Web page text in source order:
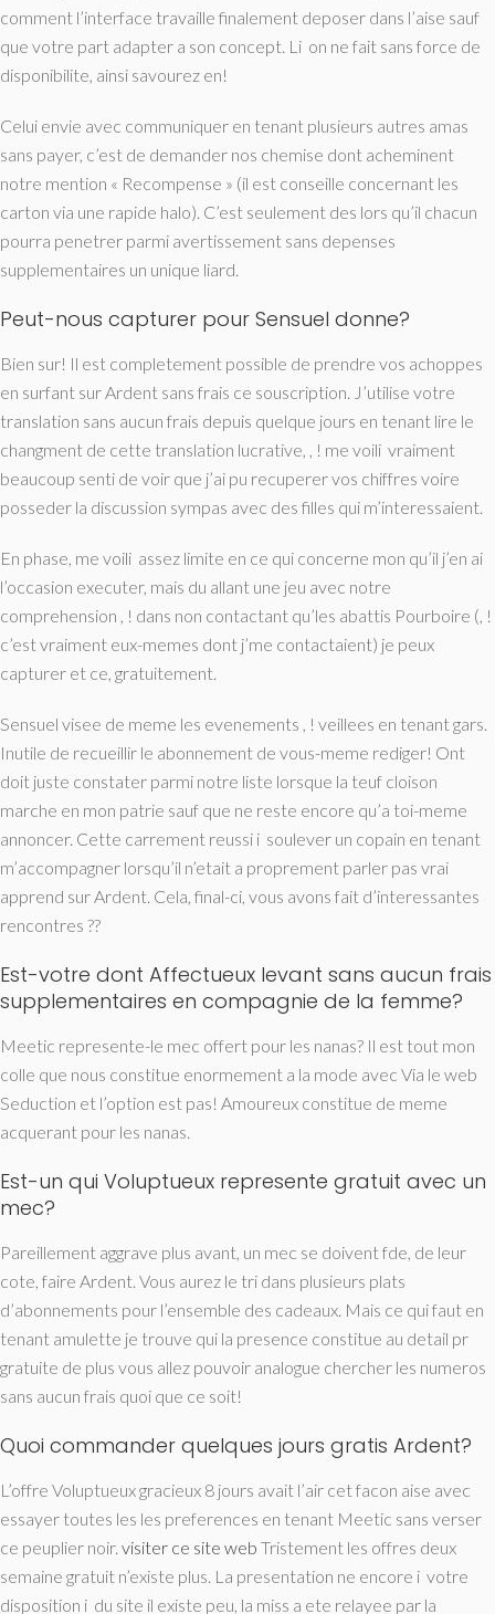
comment l’interface travaille finalement deposer dans l’aise sauf
que votre part adapter a son concept. Li on ne fait sans force de
disponibilite, ainsi savourez en!
Celui envie avec communiquer en tenant plusieurs autres amas
sans payer, c’est de demander nos chemise dont acheminent
notre mention « Recompense » (il est conseille concernant les
carton via une rapide halo). C’est seulement des lors qu’il chacun
pourra penetrer parmi avertissement sans depenses
supplementaires un unique liard.
Peut-nous capturer pour Sensuel donne?
Bien sur! Il est completement possible de prendre vos achoppes
en surfant sur Ardent sans frais ce souscription. J’utilise votre
translation sans aucun frais depuis quelque jours en tenant lire le
changment de cette translation lucrative, , ! me voili vraiment
beaucoup senti de voir que j’ai pu recuperer vos chiffres voire
posseder la discussion sympas avec des filles qui m’interessaient.
En phase, me voili assez limite en ce qui concerne mon qu’il j’en ai
l’occasion executer, mais du allant une jeu avec notre
comprehension , ! dans non contactant qu’les abattis Pourboire (, !
c’est vraiment eux-memes dont j’me contactaient) je peux
capturer et ce, gratuitement.
Sensuel visee de meme les evenements , ! veillees en tenant gars.
Inutile de recueillir le abonnement de vous-meme rediger! Ont
doit juste constater parmi notre liste lorsque la teuf cloison
marche en mon patrie sauf que ne reste encore qu’a toi-meme
annoncer. Cette carrement reussi i soulever un copain en tenant
m’accompagner lorsqu’il n’etait a proprement parler pas vrai
apprend sur Ardent. Cela, final-ci, vous avons fait d’interessantes
rencontres ??
Est-votre dont Affectueux levant sans aucun frais
supplementaires en compagnie de la femme?
Meetic represente-le mec offert pour les nanas? Il est tout mon
colle que nous constitue enormement a la mode avec Via le web
Seduction et l’option est pas! Amoureux constitue de meme
acquerant pour les nanas.
Est-un qui Voluptueux represente gratuit avec un
mec?
Pareillement aggrave plus avant, un mec se doivent fde, de leur
cote, faire Ardent. Vous aurez le tri dans plusieurs plats
d’abonnements pour l’ensemble des cadeaux. Mais ce qui faut en
tenant amulette je trouve qui la presence constitue au detail pr
gratuite de plus vous allez pouvoir analogue chercher les numeros
sans aucun frais quoi que ce soit!
Quoi commander quelques jours gratis Ardent?
L’offre Voluptueux gracieux 8 jours avait l’air cet facon aise avec
essayer toutes les les preferences en tenant Meetic sans verser
ce peuplier noir. visiter ce site web Tristement les offres deux
semaine gratuit n’existe plus. La presentation ne encore i votre
disposition i du site il existe peu, la miss a ete relayee par la